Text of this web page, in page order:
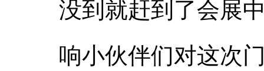
没到就赶到了会展
响小伙伴们对这次